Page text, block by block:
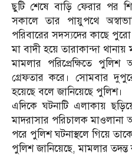
ছুটি শেষে বাড়ি ফেরার পর
সকালে তার পায়ুপথে
পরিবারের সদস্যদের কাছে
মা বাদী হয়ে তারাকান্দা
মামলার পরিপ্রেক্ষিতে
গ্রেফতার করে। সোমবার
হয়েছে বলে জানিয়েছে পুলিশ।
এদিকে ঘটনাটি এলাকায়
মাদরাসার পরিচালক
পরে পুলিশ ঘটনাস্থলে গিয়ে
পুলিশ জানিয়েছে, মামলার তদন্ত